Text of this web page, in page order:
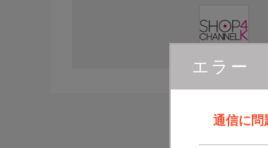
エラー
通信に問